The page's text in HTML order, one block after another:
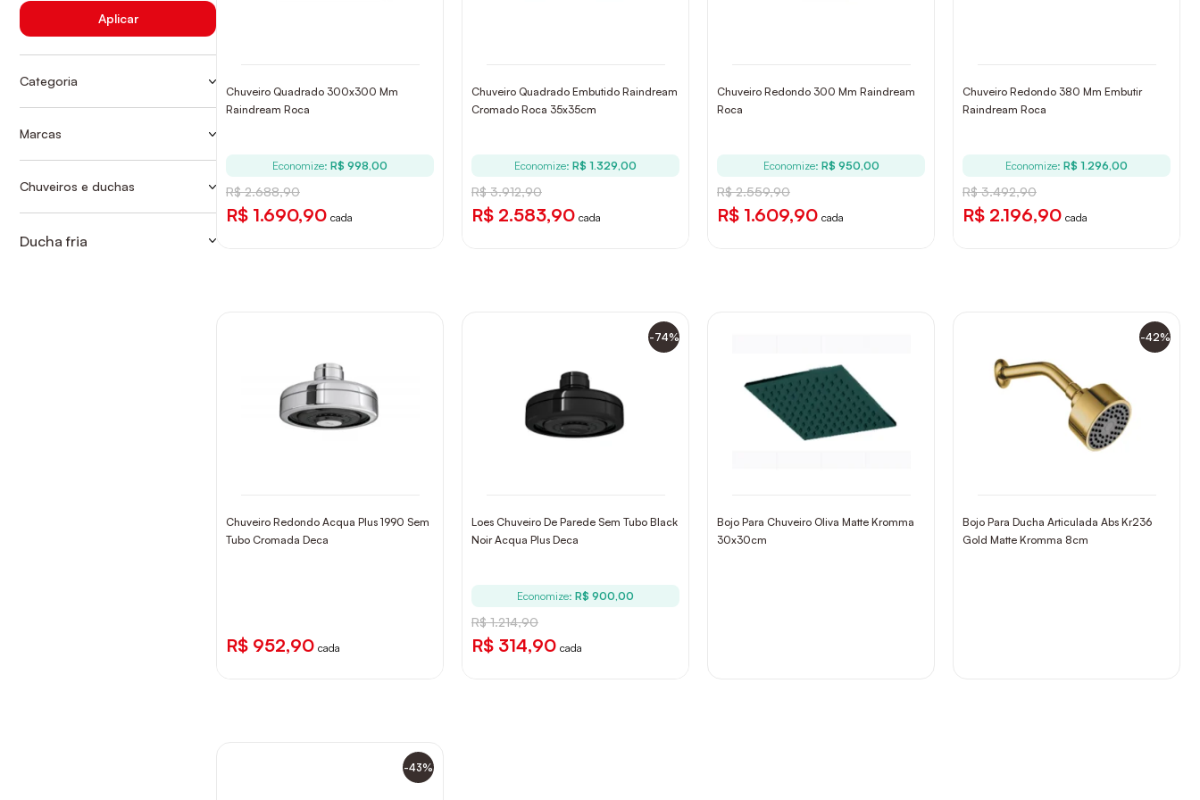
Aplicar
Categoria
Marcas
Chuveiros e duchas
Ducha fria
Chuveiro Quadrado 300x300 Mm
Raindream Roca
Economize: R$ 998,00
R$ 2.688,90
R$ 1.690,90 cada
Chuveiro Quadrado Embutido Raindream
Cromado Roca 35x35cm
Economize: R$ 1.329,00
R$ 3.912,90
R$ 2.583,90 cada
Chuveiro Redondo 300 Mm Raindream
Roca
Economize: R$ 950,00
R$ 2.559,90
R$ 1.609,90 cada
Chuveiro Redondo 380 Mm Embutir
Raindream Roca
Economize: R$ 1.296,00
R$ 3.492,90
R$ 2.196,90 cada
Chuveiro Redondo Acqua Plus 1990 Sem
Tubo Cromada Deca
R$ 952,90 cada
-74%
Loes Chuveiro De Parede Sem Tubo Black
Noir Acqua Plus Deca
Economize: R$ 900,00
R$ 1.214,90
R$ 314,90 cada
Bojo Para Chuveiro Oliva Matte Kromma
30x30cm
-42%
Bojo Para Ducha Articulada Abs Kr236
Gold Matte Kromma 8cm
-43%